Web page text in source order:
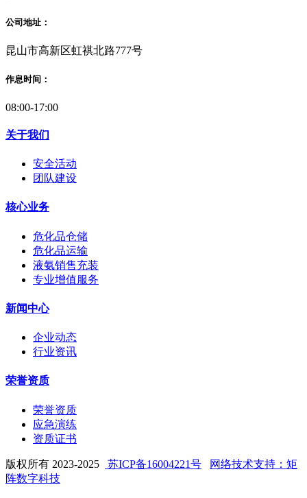
公司地址：
昆山市高新区虹祺北路777号
作息时间：
08:00-17:00
关于我们
安全活动
团队建设
核心业务
危化品仓储
危化品运输
液氨销售充装
专业增值服务
新闻中心
企业动态
行业资讯
荣誉资质
荣誉资质
应急演练
资质证书
版权所有 2023-2025 苏ICP备16004221号
网络技术支持：矩
阵数字科技